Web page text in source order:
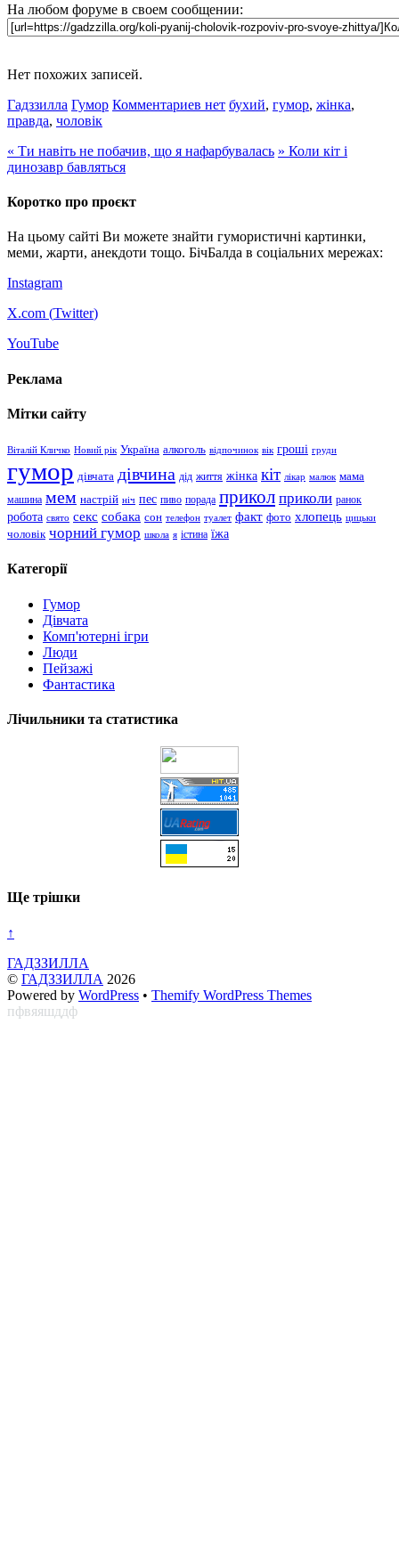
На любом форуме в своем сообщении:
Нет похожих записей.
Гадззилла Гумор Комментариев нет бухий, гумор, жінка,
правда, чоловік
« Ти навіть не побачив, що я нафарбувалась » Коли кіт і
динозавр бавляться
Коротко про проєкт
На цьому сайті Ви можете знайти гумористичні картинки,
меми, жарти, анекдоти тощо. БічБалда в соціальних мережах:
Instagram
X.com (Twitter)
YouTube
Реклама
Мітки сайту
Віталій Кличко Новий рік Україна алкоголь відпочинок вік гроші груди
гумор дівчата дівчина дід життя жінка кіт лікар малюк мама
машина мем настрій ніч пес пиво порада прикол приколи ранок
робота свято секс собака сон телефон туалет факт фото хлопець цицьки
чоловік чорний гумор школа я істина їжа
Категорії
Гумор
Дівчата
Комп'ютерні ігри
Люди
Пейзажі
Фантастика
Лічильники та статистика
Ще трішки
↑
ГАДЗЗИЛЛА
© ГАДЗЗИЛЛА 2026
Powered by WordPress • Themify WordPress Themes
пфвяяшддф